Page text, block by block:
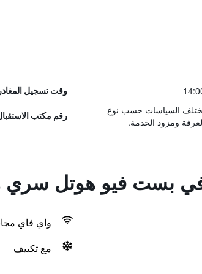
وقت تسجيل
السياسات حسب نوع
ومزود الخدمة.
رقم مكتب
في بست فيو هوتل سري
واي فاي
مع تكييف